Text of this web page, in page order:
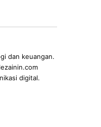
dan keuangan.
digital.